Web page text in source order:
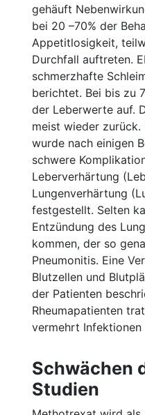
gehäuft
bei 20 –70% der
Appetitlosigkeit,
Durchfall auftreten.
schmerzhafte
berichtet. Bei bis zu
der Leberwerte auf.
meist wieder zurück.
wurde nach einigen
schwere
Leberverhärtung
Lungenverhärtung
festgestellt. Selten
Entzündung des
kommen, der so
Pneumonitis. Eine
Blutzellen und
der Patienten
Rheumapatienten
vermehrt Infektionen
Schwächen
Studien